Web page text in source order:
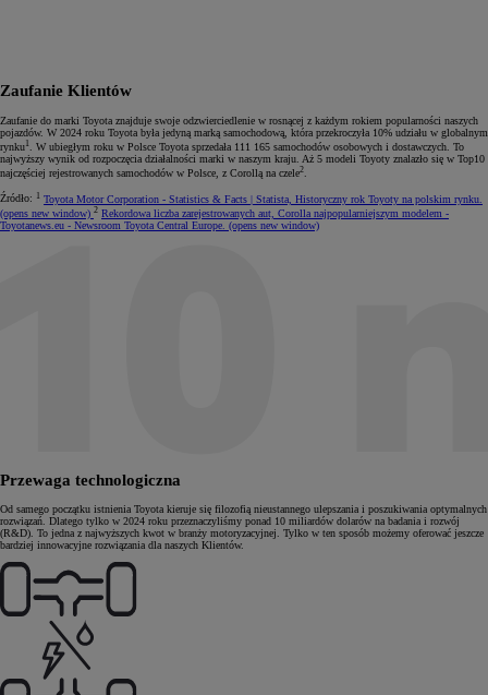
Zaufanie Klientów
Zaufanie do marki Toyota znajduje swoje odzwierciedlenie w rosnącej z każdym rokiem popularności naszych
pojazdów. W 2024 roku Toyota była jedyną marką samochodową, która przekroczyła 10% udziału w globalnym
rynku1
. W ubiegłym roku w Polsce Toyota sprzedała 111 165 samochodów osobowych i dostawczych. To
najwyższy wynik od rozpoczęcia działalności marki w naszym kraju. Aż 5 modeli Toyoty znalazło się w Top10
najczęściej rejestrowanych samochodów w Polsce, z Corollą na czele2.
Źródło: 1 Toyota Motor Corporation - Statistics & Facts | Statista, Historyczny rok Toyoty na polskim rynku.
(opens new window) 2 Rekordowa liczba zarejestrowanych aut, Corolla najpopularniejszym modelem -
Toyotanews.eu - Newsroom Toyota Central Europe. (opens new window)
Przewaga technologiczna
Od samego początku istnienia Toyota kieruje się filozofią nieustannego ulepszania i poszukiwania optymalnych
rozwiązań. Dlatego tylko w 2024 roku przeznaczyliśmy ponad 10 miliardów dolarów na badania i rozwój
(R&D). To jedna z najwyższych kwot w branży motoryzacyjnej. Tylko w ten sposób możemy oferować jeszcze
bardziej innowacyjne rozwiązania dla naszych Klientów.